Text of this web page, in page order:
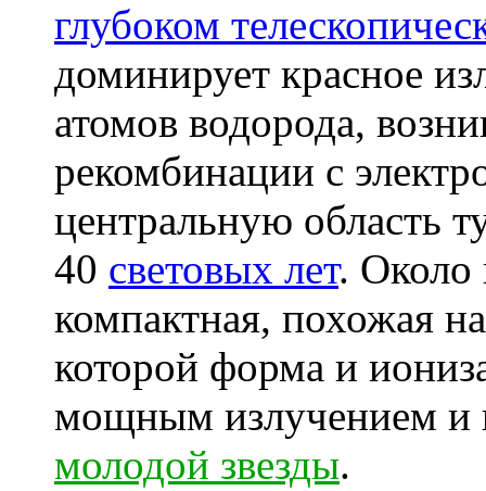
глубоком
доминирует красное
атомов водорода,
рекомбинации с
центральную область
40 световых лет. Около
компактная, похожая
которой форма и
мощным излучением и
молодой звезды.